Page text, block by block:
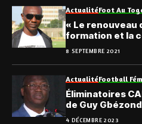
ActualitéFoot Au
« Le renouveau
formation et la
jeunes » Florent
8 SEPTEMBRE 2021
ActualitéFootball
Éliminatoires
de Guy
mobilisation
4 DÉCEMBRE 2023